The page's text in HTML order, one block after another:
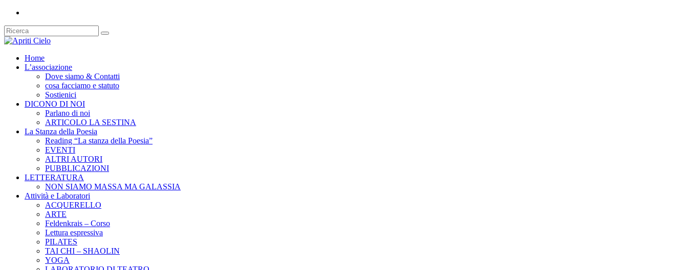
Home
L’associazione
Dove siamo & Contatti
cosa facciamo e statuto
Sostienici
DICONO DI NOI
Parlano di noi
ARTICOLO LA SESTINA
La Stanza della Poesia
Reading “La stanza della Poesia”
EVENTI
ALTRI AUTORI
PUBBLICAZIONI
LETTERATURA
NON SIAMO MASSA MA GALASSIA
Attività e Laboratori
ACQUERELLO
ARTE
Feldenkrais – Corso
Lettura espressiva
PILATES
TAI CHI – SHAOLIN
YOGA